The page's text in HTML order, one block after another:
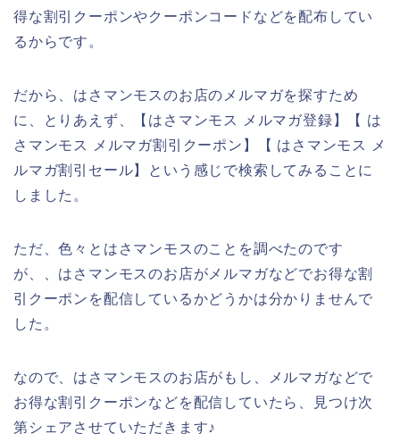
得な割引クーポンやクーポンコードなどを配布してい
るからです。
だから、はさマンモスのお店のメルマガを探すため
に、とりあえず、【はさマンモス メルマガ登録】【 は
さマンモス メルマガ割引クーポン】【 はさマンモス メ
ルマガ割引セール】という感じで検索してみることに
しました。
ただ、色々とはさマンモスのことを調べたのです
が、、はさマンモスのお店がメルマガなどでお得な割
引クーポンを配信しているかどうかは分かりませんで
した。
なので、はさマンモスのお店がもし、メルマガなどで
お得な割引クーポンなどを配信していたら、見つけ次
第シェアさせていただきます♪